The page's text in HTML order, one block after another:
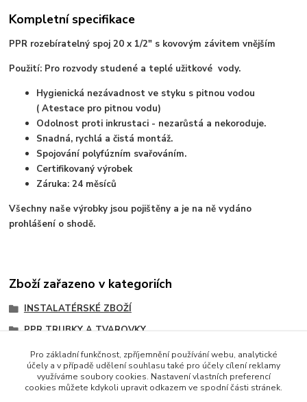
Kompletní specifikace
PPR rozebíratelný spoj 20 x 1/2" s kovovým závitem vnějším
Použití: Pro rozvody studené a teplé užitkové vody.
Hygienická nezávadnost ve styku s pitnou vodou
( Atestace pro pitnou vodu)
Odolnost proti inkrustaci - nezarůstá a nekoroduje.
Snadná, rychlá a čistá montáž.
Spojování polyfúzním svařováním.
Certifikovaný výrobek
Záruka: 24 měsíců
Všechny naše výrobky jsou pojištěny a je na ně vydáno
prohlášení o shodě.
Zboží zařazeno v kategoriích
INSTALATÉRSKÉ ZBOŽÍ
PPR TRUBKY A TVAROVKY
PPR TVAROVKY ZÁVITOVÉ
PPR rozebíratelný spoj
Pro základní funkčnost, zpříjemnění používání webu, analytické
účely a v případě udělení souhlasu také pro účely cílení reklamy
využíváme soubory cookies. Nastavení vlastních preferencí
cookies můžete kdykoli upravit odkazem ve spodní části stránek.